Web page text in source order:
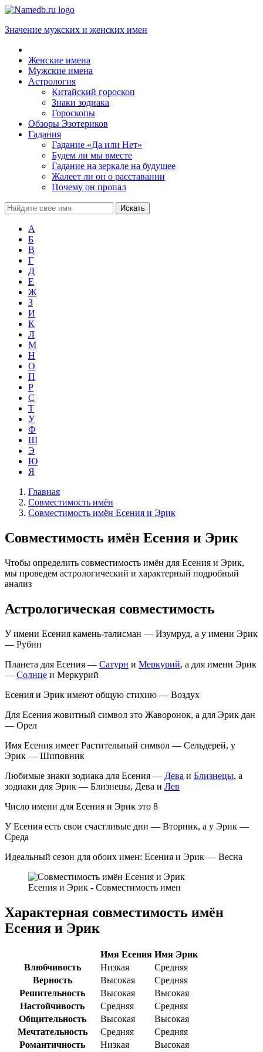
Значение мужских и женских имен
Женские имена
Мужские имена
Астрология
Китайский гороскоп
Знаки зодиака
Гороскопы
Обзоры Эзотериков
Гадания
Гадание «Да или Нет»
Будем ли мы вместе
Гадание на зеркале на будущее
Жалеет ли он о расставании
Почему он пропал
А
Б
В
Г
Д
Е
Ж
З
И
К
Л
М
Н
О
П
Р
С
Т
У
Ф
Ш
Э
Ю
Я
Главная
Совместимость имён
Совместимость имён Есения и Эрик
Совместимость имён Есения и Эрик
Чтобы определить совместимость имён для Есения и Эрик,
мы проведем астрологический и характерный подробный
анализ
Астрологическая совместимость
У имени Есения камень-талисман — Изумруд, а у имени Эрик
— Рубин
Планета для Есения — Сатурн и Меркурий, а для имени Эрик
— Солнце и Меркурий
Есения и Эрик имеют общую стихию — Воздух
Для Есения жовитный символ это Жаворонок, а для Эрик дан
— Орел
Имя Есения имеет Растительный символ — Сельдерей, у
Эрик — Шиповник
Любимые знаки зодиака для Есения — Дева и Близнецы, а
зодиаки для Эрик — Близнецы, Дева и Лев
Число имени для Есения и Эрик это 8
У Есения есть свои счастливые дни — Вторник, а у Эрик —
Среда
Идеальный сезон для обоих имен: Есения и Эрик — Весна
Есения и Эрик - Совместимость имен
Характерная совместимость имён
Есения и Эрик
Имя Есения Имя Эрик
Влюбчивость
Низкая
Средняя
Верность
Высокая
Средняя
Решительность
Высокая
Высокая
Настойчивость
Средняя
Средняя
Общительность
Высокая
Высокая
Мечтательность
Средняя
Средняя
Романтичность
Низкая Высокая